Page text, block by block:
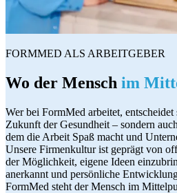
FORMMED ALS ARBEITGEBER
Wo der Mensch im
Wer bei FormMed arbeitet,
Zukunft der Gesundheit – sondern
dem die Arbeit Spaß macht und
Unsere Firmenkultur ist geprägt von
der Möglichkeit, eigene Ideen
anerkannt und persönliche
FormMed steht der Mensch im